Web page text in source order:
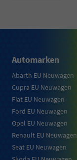
Automarken
Abarth EU Neuwagen
Cupra EU Neuwagen
Fiat EU Neuwagen
Ford EU Neuwagen
Opel EU Neuwagen
Renault EU Neuwagen
Seat EU Neuwagen